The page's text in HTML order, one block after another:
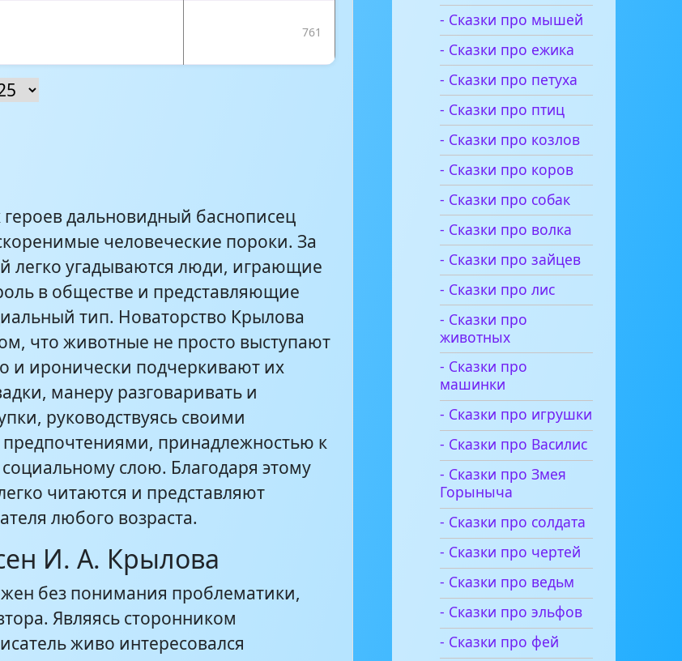
761
героев дальновидный баснописец
человеческие пороки. За
легко угадываются люди, играющие
в обществе и представляющие
тип. Новаторство Крылова
что животные не просто выступают
и иронически подчеркивают их
манеру разговаривать и
руководствуясь своими
предпочтениями, принадлежностью к
слою. Благодаря этому
читаются и представляют
любого возраста.
И. А. Крылова
без понимания проблематики,
Являясь сторонником
живо интересовался
- Сказки про мышей
- Сказки про ежика
- Сказки про петуха
- Сказки про птиц
- Сказки про козлов
- Сказки про коров
- Сказки про собак
- Сказки про волка
- Сказки про зайцев
- Сказки про лис
- Сказки про
животных
- Сказки про
машинки
- Сказки про игрушки
- Сказки про Василис
- Сказки про Змея
Горыныча
- Сказки про солдата
- Сказки про чертей
- Сказки про ведьм
- Сказки про эльфов
- Сказки про фей